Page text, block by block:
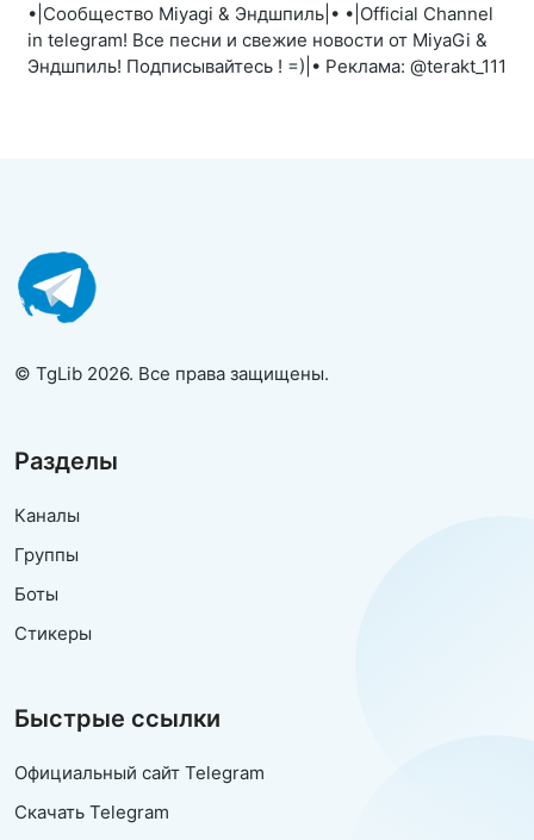
•|Сообщество Miyagi & Эндшпиль|• •|Official Channel
in telegram! Все песни и свежие новости от МiуaGi &
Эндшпиль! Подписывайтесь ! =)|• Реклама: @terakt_111
© TgLib 2026. Все права защищены.
Разделы
Каналы
Группы
Боты
Стикеры
Быстрые ссылки
Официальный сайт Telegram
Скачать Telegram